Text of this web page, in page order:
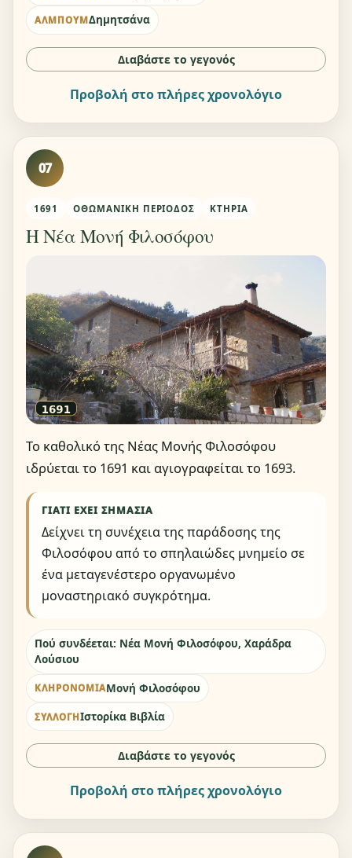
ΆΛΜΠΟΥΜΔημητσάνα
Διαβάστε το γεγονός
Προβολή στο πλήρες χρονολόγιο
07
1691 ΟΘΩΜΑΝΙΚΉ ΠΕΡΊΟΔΟΣ ΚΤΉΡΙΑ
Η Νέα Μονή Φιλοσόφου
Το καθολικό της Νέας Μονής Φιλοσόφου
ιδρύεται το 1691 και αγιογραφείται το 1693.
ΓΙΑΤΊ ΈΧΕΙ ΣΗΜΑΣΊΑ
Δείχνει τη συνέχεια της παράδοσης της
Φιλοσόφου από το σπηλαιώδες μνημείο σε
ένα μεταγενέστερο οργανωμένο
μοναστηριακό συγκρότημα.
Πού συνδέεται: Νέα Μονή Φιλοσόφου, Χαράδρα
Λούσιου
ΚΛΗΡΟΝΟΜΙΆΜονή Φιλοσόφου
ΣΥΛΛΟΓΉΙστορίκα Βιβλία
Διαβάστε το γεγονός
Προβολή στο πλήρες χρονολόγιο